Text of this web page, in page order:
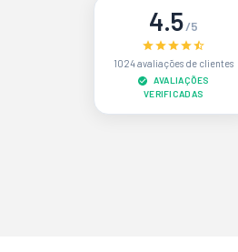
4.5/5
1024 avaliações de clientes
AVALIAÇÕES
VERIFICADAS